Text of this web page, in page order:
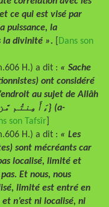
ce qui est visé par
puissance, la
la divinité ».
Dans son
H.) a dit : « Sache
ont considéré
au sujet de Allâh
son Tafsîr
H.) a dit : « Les
sont mécréants car
localisé, limité et
Et nous, nous
limité est entré en
n’est ni localisé, ni